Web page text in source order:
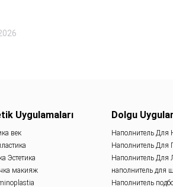
Uygulamaları
век
Эстетика
макияж
Dolgu
Наполнитель Для
Наполнитель Для
Наполнитель Для
наполнитель для
Наполнитель